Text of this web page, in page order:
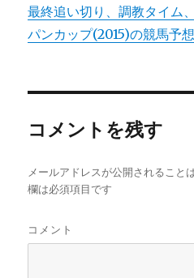
最終追い切り、調教タイム
パンカップ(2015)の競馬予想
コメントを残す
メールアドレスが公開されること
欄は必須項目です
コメント